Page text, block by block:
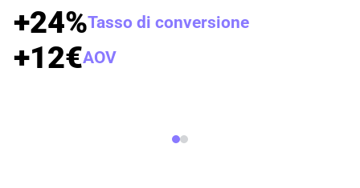
+24%Tasso di conversione
+12€AOV
-97% ricerche senza risultati
85%CTR